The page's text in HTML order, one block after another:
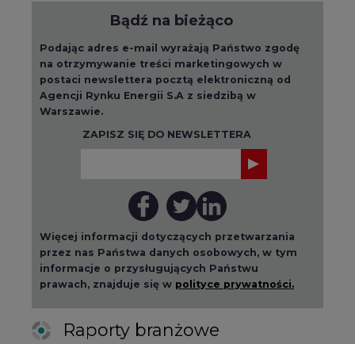
postaci newslettera pocztą elektroniczną od
Agencji Rynku Energii S.A z siedzibą w
Warszawie.
ZAPISZ SIĘ DO NEWSLETTERA
Więcej informacji dotyczących przetwarzania
przez nas Państwa danych osobowych, w tym
informacje o przysługujących Państwu
prawach, znajduje się w polityce prywatności.
Raporty branżowe